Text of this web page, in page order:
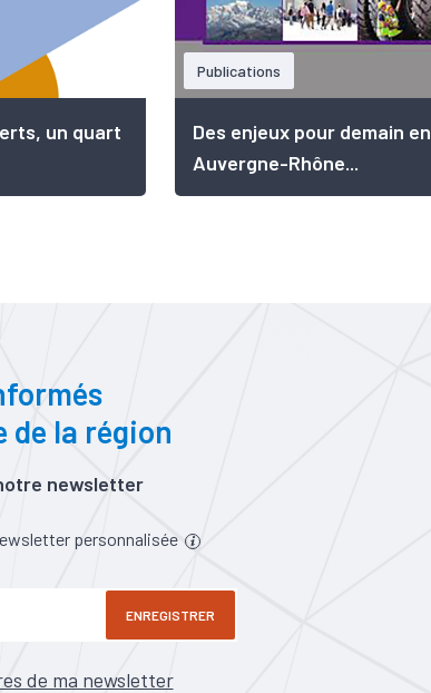
un quart
Publications
Des enjeux pour demain en
Auvergne-Rhône...
de la région
newsletter
personnalisée
ENREGISTRER
de ma newsletter